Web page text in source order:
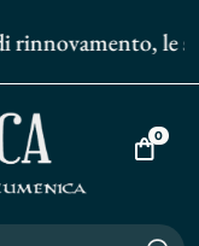
Vai
0